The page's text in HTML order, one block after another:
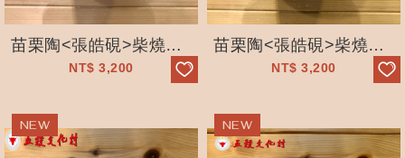
苗栗陶<張皓硯>柴燒茶碗_石見坊_手工拉坯 _獨一無二_五穀文化村
NT$ 3,200
苗栗陶<張皓硯>柴燒茶碗_石見坊_手工拉坯 _獨一無二_五穀文化村
NT$ 3,200